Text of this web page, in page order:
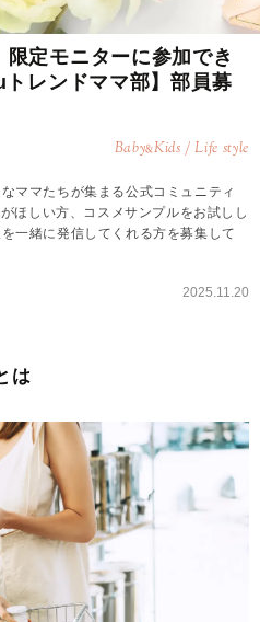
定モニターに参加でき
レンドママ部】部員募
Baby&Kids / Life style
ママたちが集まる公式コミュニティ
ほしい方、コスメサンプルをお試しし
一緒に発信してくれる方を募集して
2025.11.20
は